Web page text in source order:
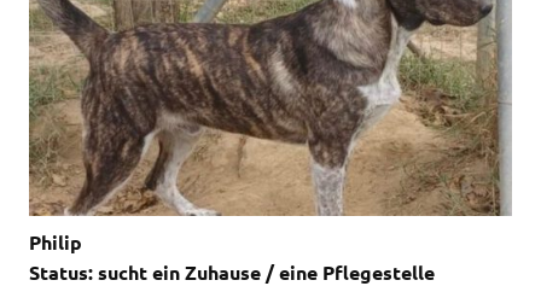
Philip
Status: sucht ein Zuhause / eine Pflegestelle